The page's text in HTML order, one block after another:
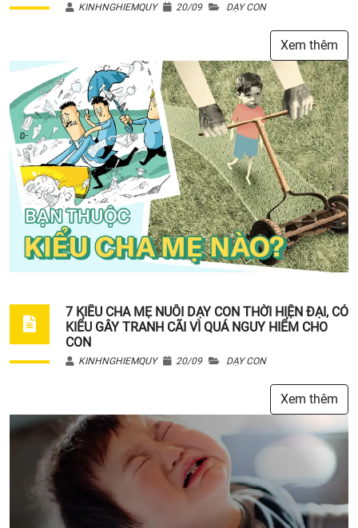
KINHNGHIEMQUY 20/09 DẠY CON
Xem thêm
7 KIỂU CHA MẸ NUÔI DẠY CON THỜI HIỆN ĐẠI, CÓ
KIỂU GÂY TRANH CÃI VÌ QUÁ NGUY HIỂM CHO
CON
KINHNGHIEMQUY 20/09 DẠY CON
Xem thêm